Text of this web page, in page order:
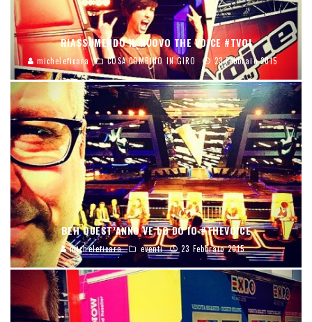
RIASSUMENDO IL NUOVO THE VOICE #TVOI
micheleficara COSA COMBINO IN GIRO 23 Febbraio 2015
BEH QUEST’ANNO VE LO DO IO #THEVOICE
micheleficara eventi 23 Febbraio 2015